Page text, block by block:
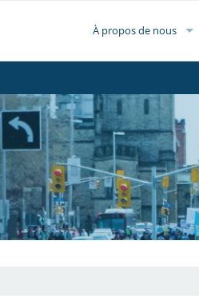
À propos de nous